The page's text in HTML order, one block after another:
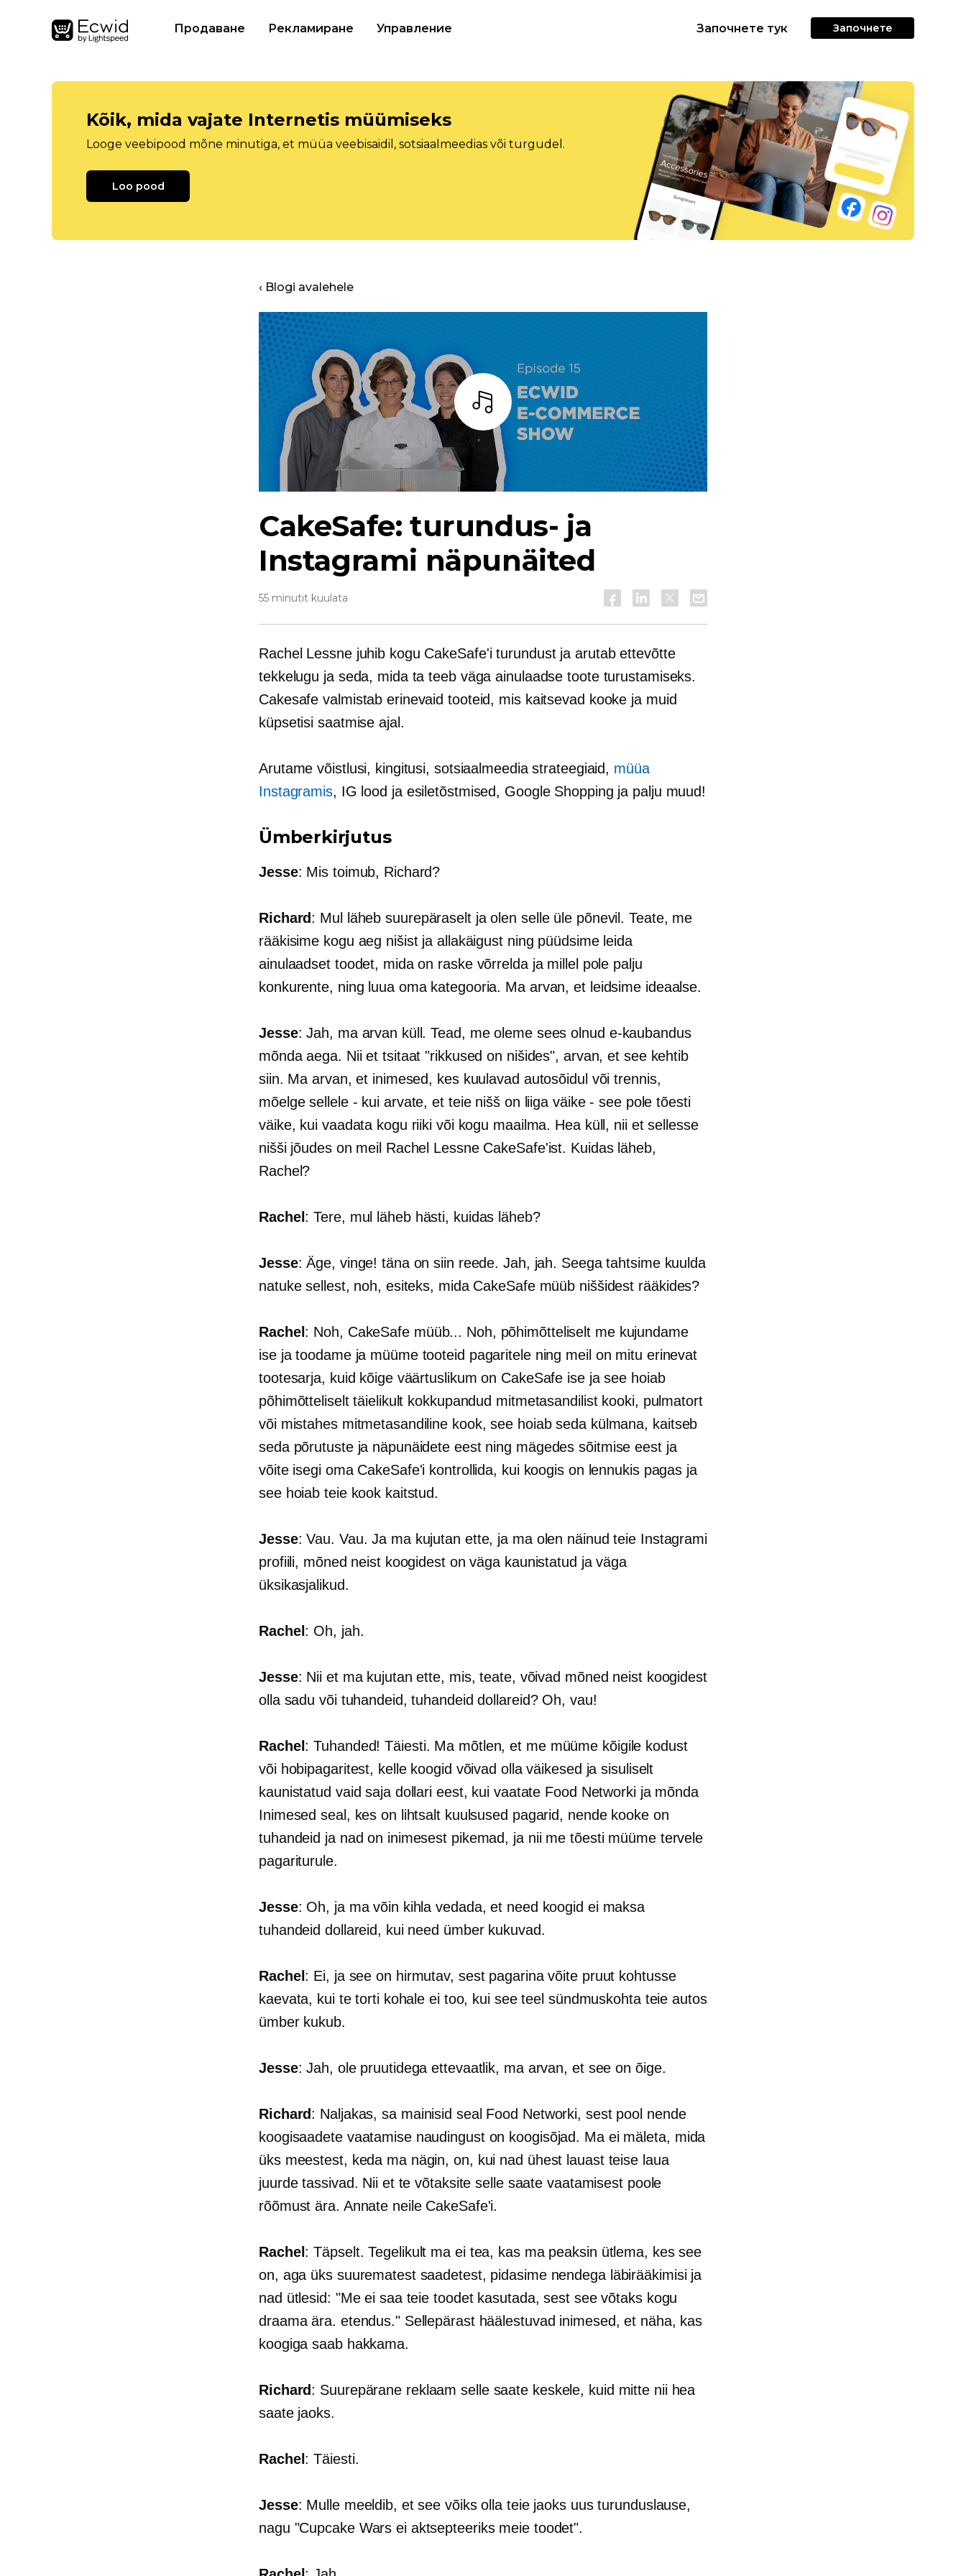
Продаване Рекламиране Управление Започнете тук Започнете
Kõik, mida vajate Internetis müümiseks
Looge veebipood mõne minutiga, et müüa veebisaidil, sotsiaalmeedias või turgudel.
Loo pood
‹ Blogi avalehele
Kuulama
CakeSafe: turundus- ja
Instagrami näpunäited
55 minutit kuulata
Rachel Lessne juhib kogu CakeSafe'i turundust ja arutab ettevõtte
tekkelugu ja seda, mida ta teeb väga ainulaadse toote turustamiseks.
Cakesafe valmistab erinevaid tooteid, mis kaitsevad kooke ja muid
küpsetisi saatmise ajal.
Arutame võistlusi, kingitusi, sotsiaalmeedia strateegiaid, müüa
Instagramis, IG lood ja esiletõstmised, Google Shopping ja palju muud!
Ümberkirjutus
Jesse: Mis toimub, Richard?
Richard: Mul läheb suurepäraselt ja olen selle üle põnevil. Teate, me
rääkisime kogu aeg nišist ja allakäigust ning püüdsime leida
ainulaadset toodet, mida on raske võrrelda ja millel pole palju
konkurente, ning luua oma kategooria. Ma arvan, et leidsime ideaalse.
Jesse: Jah, ma arvan küll. Tead, me oleme sees olnud e-kaubandus
mõnda aega. Nii et tsitaat "rikkused on nišides", arvan, et see kehtib
siin. Ma arvan, et inimesed, kes kuulavad autosõidul või trennis,
mõelge sellele - kui arvate, et teie nišš on liiga väike - see pole tõesti
väike, kui vaadata kogu riiki või kogu maailma. Hea küll, nii et sellesse
nišši jõudes on meil Rachel Lessne CakeSafe'ist. Kuidas läheb,
Rachel?
Rachel: Tere, mul läheb hästi, kuidas läheb?
Jesse: Äge, vinge! täna on siin reede. Jah, jah. Seega tahtsime kuulda
natuke sellest, noh, esiteks, mida CakeSafe müüb niššidest rääkides?
Rachel: Noh, CakeSafe müüb... Noh, põhimõtteliselt me ​​kujundame
ise ja toodame ja müüme tooteid pagaritele ning meil on mitu erinevat
tootesarja, kuid kõige väärtuslikum on СakeSafe ise ja see hoiab
põhimõtteliselt täielikult kokkupandud mitmetasandilist kooki, pulmatort
või mistahes mitmetasandiline kook, see hoiab seda külmana, kaitseb
seda põrutuste ja näpunäidete eest ning mägedes sõitmise eest ja
võite isegi oma CakeSafe'i kontrollida, kui koogis on lennukis pagas ja
see hoiab teie kook kaitstud.
Jesse: Vau. Vau. Ja ma kujutan ette, ja ma olen näinud teie Instagrami
profiili, mõned neist koogidest on väga kaunistatud ja väga
üksikasjalikud.
Rachel: Oh, jah.
Jesse: Nii et ma kujutan ette, mis, teate, võivad mõned neist koogidest
olla sadu või tuhandeid, tuhandeid dollareid? Oh, vau!
Rachel: Tuhanded! Täiesti. Ma mõtlen, et me müüme kõigile kodust
või hobipagaritest, kelle koogid võivad olla väikesed ja sisuliselt
kaunistatud vaid saja dollari eest, kui vaatate Food Networki ja mõnda
Inimesed seal, kes on lihtsalt kuulsused pagarid, nende kooke on
tuhandeid ja nad on inimesest pikemad, ja nii me tõesti müüme tervele
pagariturule.
Jesse: Oh, ja ma võin kihla vedada, et need koogid ei maksa
tuhandeid dollareid, kui need ümber kukuvad.
Rachel: Ei, ja see on hirmutav, sest pagarina võite pruut kohtusse
kaevata, kui te torti kohale ei too, kui see teel sündmuskohta teie autos
ümber kukub.
Jesse: Jah, ole pruutidega ettevaatlik, ma arvan, et see on õige.
Richard: Naljakas, sa mainisid seal Food Networki, sest pool nende
koogisaadete vaatamise naudingust on koogisõjad. Ma ei mäleta, mida
üks meestest, keda ma nägin, on, kui nad ühest lauast teise laua
juurde tassivad. Nii et te võtaksite selle saate vaatamisest poole
rõõmust ära. Annate neile CakeSafe'i.
Rachel: Täpselt. Tegelikult ma ei tea, kas ma peaksin ütlema, kes see
on, aga üks suurematest saadetest, pidasime nendega läbirääkimisi ja
nad ütlesid: "Me ei saa teie toodet kasutada, sest see võtaks kogu
draama ära. etendus." Sellepärast häälestuvad inimesed, et näha, kas
koogiga saab hakkama.
Richard: Suurepärane reklaam selle saate keskele, kuid mitte nii hea
saate jaoks.
Rachel: Täiesti.
Jesse: Mulle meeldib, et see võiks olla teie jaoks uus turunduslause,
nagu "Cupcake Wars ei aktsepteeriks meie toodet".